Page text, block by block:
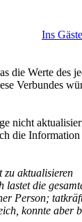
Ins
die Werte des
Verbundes
nicht
die
zu aktualisieren
lastet die
Person;
konnte aber